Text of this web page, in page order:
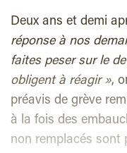
Deux ans et demi
réponse à nos
faites peser sur le
obligent à réagir »,
préavis de grève
à la fois des
non remplacés sont